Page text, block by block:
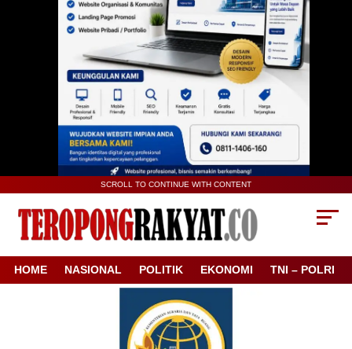
SCROLL TO CONTINUE WITH CONTENT
HOME NASIONAL POLITIK EKONOMI TNI – POLRI